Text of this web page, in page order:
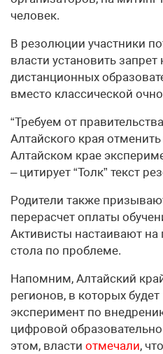
человек.
В резолюции участники
власти установить
дистанционных
вместо классической
“Требуем от
Алтайского края
Алтайском крае
– цитирует “Толк” текст
Родители также
перерасчет оплаты
Активисты настаивают на
стола по проблеме.
Напомним, Алтайский
регионов, в которых
эксперимент по
цифровой
этом, власти отмечали,